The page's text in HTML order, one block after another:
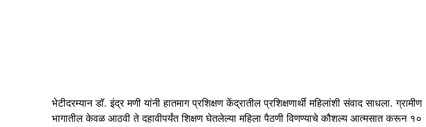
भेटीदरम्यान डॉ. इंद्र मणी यांनी हातमाग प्रशिक्षण केंद्रातील प्रशिक्षणार्थी महिलांशी संवाद साधला. ग्रामीण
भागातील केवळ आठवी ते दहावीपर्यंत शिक्षण घेतलेल्या महिला पैठणी विणण्याचे कौशल्य आत्मसात करून १०